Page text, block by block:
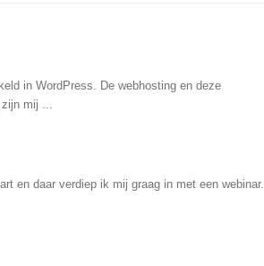
in WordPress. De webhosting en deze
mij ...
en daar verdiep ik mij graag in met een webinar.